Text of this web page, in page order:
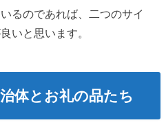
るのであれば、二つのサイ
いと思います。
体とお礼の品たち